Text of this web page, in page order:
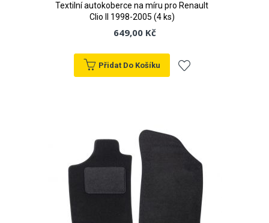
Textilní autokoberce na míru pro Renault
Clio II 1998-2005 (4 ks)
649,00 Kč
Přidat Do Košíku
oblíbeným